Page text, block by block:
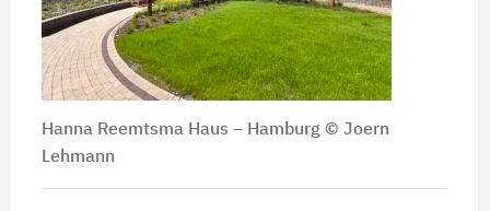
Hanna Reemtsma Haus – Hamburg © Joern
Lehmann